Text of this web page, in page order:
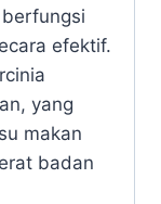
efektif.
yang
makan
badan